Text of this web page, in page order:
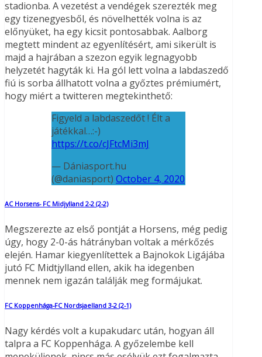
stadionba. A vezetést a vendégek szerezték meg
egy tizenegyesből, és növelhették volna is az
előnyüket, ha egy kicsit pontosabbak. Aalborg
megtett mindent az egyenlítésért, ami sikerült is
majd a hajrában a szezon egyik legnagyobb
helyzetét hagyták ki. Ha gól lett volna a labdaszedő
fiú is sorba állhatott volna a győztes prémiumért,
hogy miért a twitteren megtekinthető:
Figyeld a labdaszedőt ! Élt a
játékkal…:-)
https://t.co/cJFtcMi3mJ
— Dániasport.hu
(@daniasport) October 4, 2020
AC Horsens- FC Midjylland 2-2 (2-2)
Megszerezte az első pontját a Horsens, még pedig
úgy, hogy 2-0-ás hátrányban voltak a mérkőzés
elején. Hamar kiegyenlítettek a Bajnokok Ligájába
jutó FC Midtjylland ellen, akik ha idegenben
mennek nem igazán találják meg formájukat.
FC Koppenhága-FC Nordsjaelland 3-2 (2-1)
Nagy kérdés volt a kupakudarc után, hogyan áll
talpra a FC Koppenhága. A győzelembe kell